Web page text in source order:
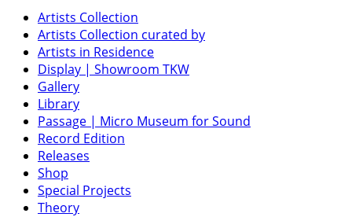
Artists Collection
Artists Collection curated by
Artists in Residence
Display | Showroom TKW
Gallery
Library
Passage | Micro Museum for Sound
Record Edition
Releases
Shop
Special Projects
Theory